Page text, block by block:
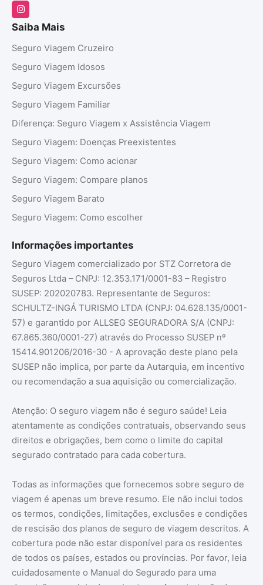
Saiba Mais
Seguro Viagem Cruzeiro
Seguro Viagem Idosos
Seguro Viagem Excursões
Seguro Viagem Familiar
Diferença: Seguro Viagem x Assistência Viagem
Seguro Viagem: Doenças Preexistentes
Seguro Viagem: Como acionar
Seguro Viagem: Compare planos
Seguro Viagem Barato
Seguro Viagem: Como escolher
Informações importantes
Seguro Viagem comercializado por STZ Corretora de
Seguros Ltda – CNPJ: 12.353.171/0001-83 – Registro
SUSEP: 202020783. Representante de Seguros:
SCHULTZ-INGÁ TURISMO LTDA (CNPJ: 04.628.135/0001-
57) e garantido por ALLSEG SEGURADORA S/A (CNPJ:
67.865.360/0001-27) através do Processo SUSEP nº
15414.901206/2016-30 - A aprovação deste plano pela
SUSEP não implica, por parte da Autarquia, em incentivo
ou recomendação a sua aquisição ou comercialização.
Atenção: O seguro viagem não é seguro saúde! Leia
atentamente as condições contratuais, observando seus
direitos e obrigações, bem como o limite do capital
segurado contratado para cada cobertura.
Todas as informações que fornecemos sobre seguro de
viagem é apenas um breve resumo. Ele não inclui todos
os termos, condições, limitações, exclusões e condições
de rescisão dos planos de seguro de viagem descritos. A
cobertura pode não estar disponível para os residentes
de todos os países, estados ou províncias. Por favor, leia
cuidadosamente o Manual do Segurado para uma